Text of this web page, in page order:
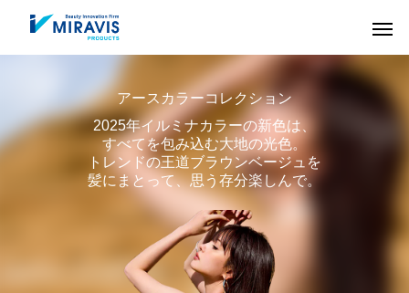
アースカラーコレクション
2025年イルミナカラーの新色は、
すべてを包み込む大地の光色。
トレンドの王道ブラウンベージュを
髪にまとって、思う存分楽しんで。